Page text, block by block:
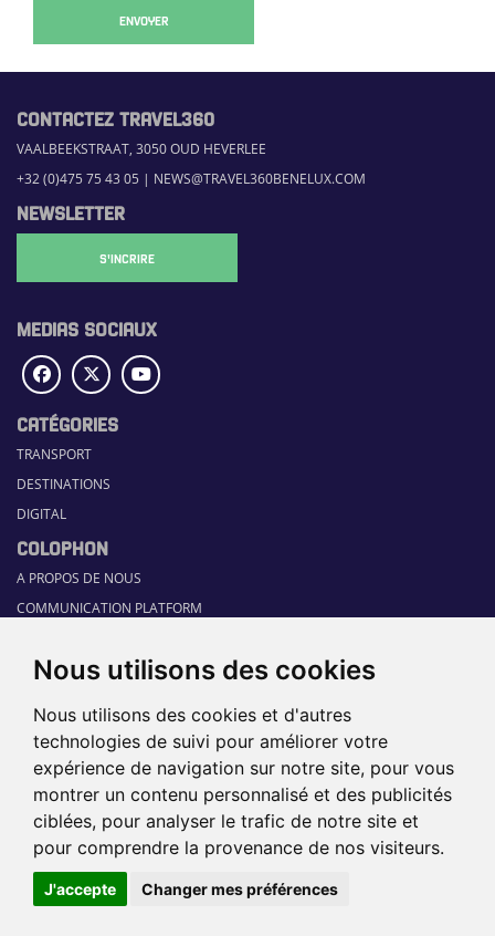
Nous utilisons des cookies
Nous utilisons des cookies et d'autres
technologies de suivi pour améliorer votre
expérience de navigation sur notre site, pour vous
montrer un contenu personnalisé et des publicités
ciblées, pour analyser le trafic de notre site et
pour comprendre la provenance de nos visiteurs.
J'accepte Changer mes préférences
ENVOYER
CONTACTEZ TRAVEL360
VAALBEEKSTRAAT, 3050 OUD HEVERLEE
+32 (0)475 75 43 05 | NEWS@TRAVEL360BENELUX.COM
NEWSLETTER
S'INCRIRE
MEDIAS SOCIAUX
CATÉGORIES
TRANSPORT
DESTINATIONS
DIGITAL
COLOPHON
A PROPOS DE NOUS
COMMUNICATION PLATFORM
RUBRIQUES
GUIDE SECTORIEL
JOBS
ÉVÉNEMENTS
©2026 TRAVEL360° |SITEMAP|
DISCLAIMER|POLITIQUE DE
CONFIDENTIALITÉ
|PRÉFÉRENCES